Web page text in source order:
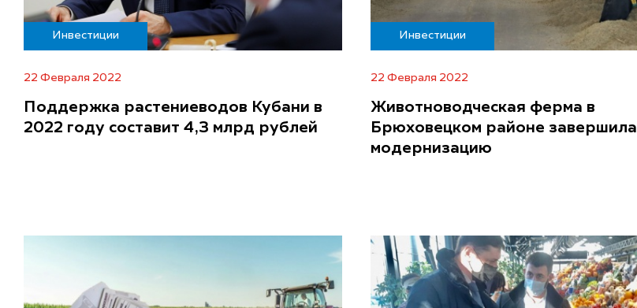
Инвестиции
22 Февраля 2022
Поддержка растениеводов Кубани в
2022 году составит 4,3 млрд рублей
Инвестиции
22 Февраля 2022
Животноводческая ферма в
Брюховецком районе завершила
модернизацию